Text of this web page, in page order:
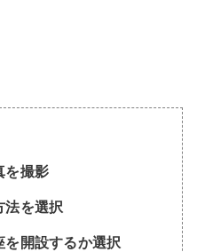
を撮影
法を選択
を開設するか選択